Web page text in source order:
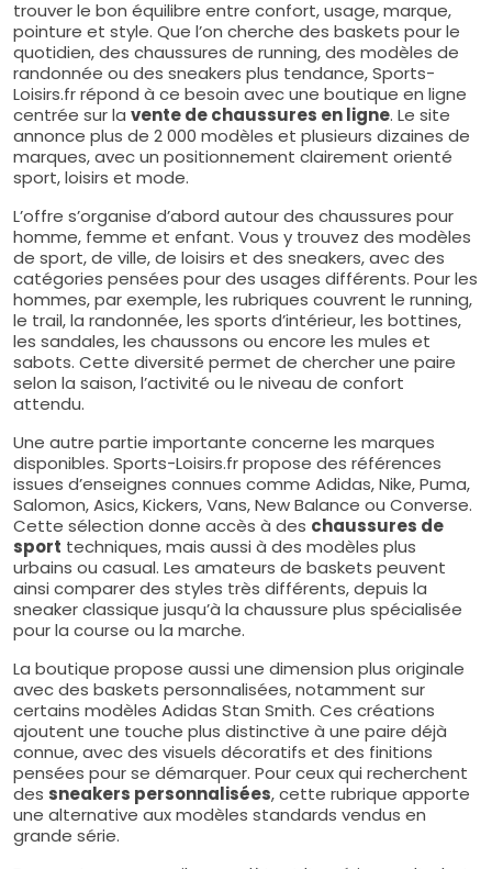
trouver le bon équilibre entre confort, usage, marque,
pointure et style. Que l’on cherche des baskets pour le
quotidien, des chaussures de running, des modèles de
randonnée ou des sneakers plus tendance, Sports-
Loisirs.fr répond à ce besoin avec une boutique en ligne
centrée sur la vente de chaussures en ligne. Le site
annonce plus de 2 000 modèles et plusieurs dizaines de
marques, avec un positionnement clairement orienté
sport, loisirs et mode.
L’offre s’organise d’abord autour des chaussures pour
homme, femme et enfant. Vous y trouvez des modèles
de sport, de ville, de loisirs et des sneakers, avec des
catégories pensées pour des usages différents. Pour les
hommes, par exemple, les rubriques couvrent le running,
le trail, la randonnée, les sports d’intérieur, les bottines,
les sandales, les chaussons ou encore les mules et
sabots. Cette diversité permet de chercher une paire
selon la saison, l’activité ou le niveau de confort
attendu.
Une autre partie importante concerne les marques
disponibles. Sports-Loisirs.fr propose des références
issues d’enseignes connues comme Adidas, Nike, Puma,
Salomon, Asics, Kickers, Vans, New Balance ou Converse.
Cette sélection donne accès à des chaussures de
sport techniques, mais aussi à des modèles plus
urbains ou casual. Les amateurs de baskets peuvent
ainsi comparer des styles très différents, depuis la
sneaker classique jusqu’à la chaussure plus spécialisée
pour la course ou la marche.
La boutique propose aussi une dimension plus originale
avec des baskets personnalisées, notamment sur
certains modèles Adidas Stan Smith. Ces créations
ajoutent une touche plus distinctive à une paire déjà
connue, avec des visuels décoratifs et des finitions
pensées pour se démarquer. Pour ceux qui recherchent
des sneakers personnalisées, cette rubrique apporte
une alternative aux modèles standards vendus en
grande série.